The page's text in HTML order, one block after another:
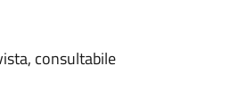
consultabile